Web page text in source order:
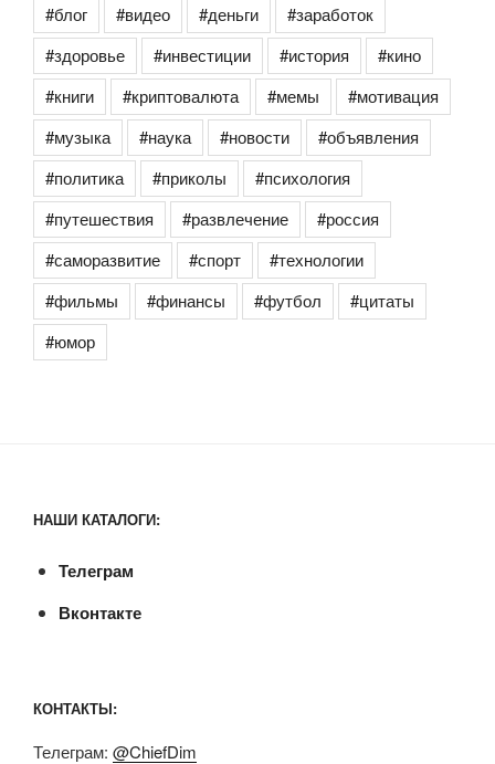
#блог
#видео #деньги
#заработок
#здоровье
#инвестиции #история
#кино
#книги
#криптовалюта #мемы
#мотивация
#музыка
#наука #новости
#объявления
#политика
#приколы
#психология
#путешествия
#развлечение
#россия
#саморазвитие
#спорт
#технологии
#фильмы
#финансы #футбол
#цитаты
#юмор
НАШИ КАТАЛОГИ:
Телеграм
Вконтакте
КОНТАКТЫ:
Телеграм: @ChiefDim